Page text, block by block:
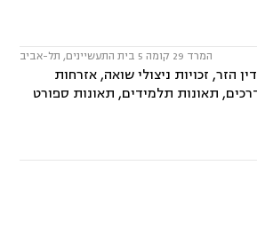
המרד 29 קומה 5 בית התעשיינים, תל-אביב
הזר, זכויות ניצולי שואה, אזרחות
תאונות תלמידים, תאונות ספורט